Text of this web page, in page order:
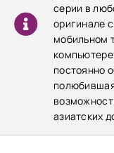
серии в
оригинале
мобильном
постоянно
азиатских